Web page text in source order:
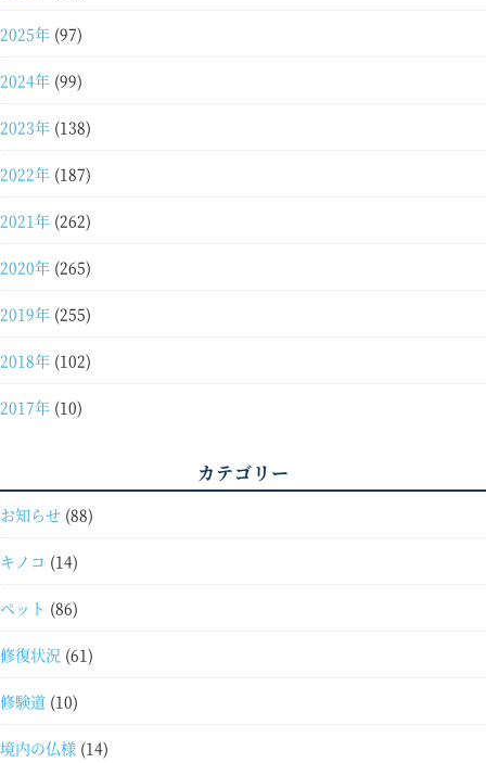
2025年 (97)
2024年 (99)
2023年 (138)
2022年 (187)
2021年 (262)
2020年 (265)
2019年 (255)
2018年 (102)
2017年 (10)
カテゴリー
お知らせ (88)
キノコ (14)
ペット (86)
修復状況 (61)
修験道 (10)
境内の仏様 (14)